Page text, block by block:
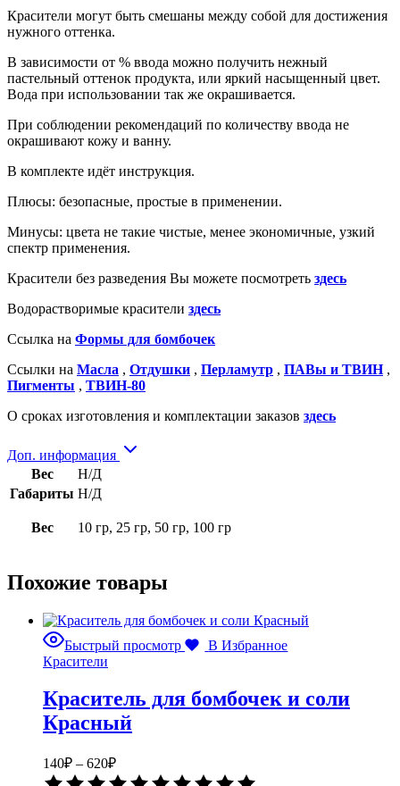
Красители могут быть смешаны между собой для достижения
нужного оттенка.
В зависимости от % ввода можно получить нежный
пастельный оттенок продукта, или яркий насыщенный цвет.
Вода при использовании так же окрашивается.
При соблюдении рекомендаций по количеству ввода не
окрашивают кожу и ванну.
В комплекте идёт инструкция.
Плюсы: безопасные, простые в применении.
Минусы: цвета не такие чистые, менее экономичные, узкий
спектр применения.
Красители без разведения Вы можете посмотреть здесь
Водорастворимые красители здесь
Ссылка на Формы для бомбочек
Ссылки на Масла , Отдушки , Перламутр , ПАВы и ТВИН,
Пигменты , ТВИН-80
О сроках изготовления и комплектации заказов здесь
Доп. информация
Вес
Н/Д
Габариты Н/Д
Вес 10 гр, 25 гр, 50 гр, 100 гр
Похожие товары
Быстрый просмотр
В Избранное
Красители
Краситель для бомбочек и соли
Красный
140₽ – 620₽Диапазон
цен: